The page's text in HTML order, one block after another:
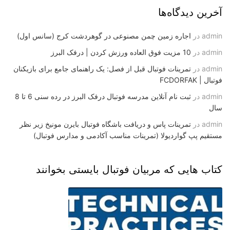
آخرین دیدگاه‌ها
admin در اجاره زمین چمن مصنوعی در گوهردشت کرج (سانس اول)
admin در 10 مزیت فوق العاده ورزش کردن | درفک البرز
admin در تمرینات فوتبال قبل از فصل: یک راهنمای جامع برای بازیکنان
فوتبال | FCDORFAK
admin در
ثبت نام آنلاین مدرسه فوتبال درفک البرز در رده سنی 6 تا 8
سال
admin در تمرینات پاس و دریافت باشگاه فوتبال بایرن مونیخ زیر نظر
مستقیم پپ گواردیولا (تمرینات مناسب آکادمی و مدارس فوتبال)
کتاب هایی که مربیان فوتبال بایستی بخوانند